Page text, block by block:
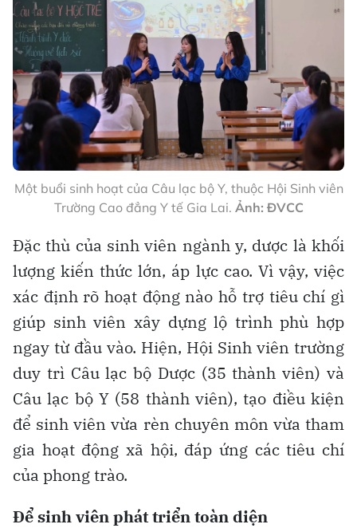
Một buổi sinh hoạt của Câu lạc bộ Y, thuộc Hội Sinh viên
Trường Cao đẳng Y tế Gia Lai. Ảnh: ĐVCC
Đặc thù của sinh viên ngành y, dược là khối
lượng kiến thức lớn, áp lực cao. Vì vậy, việc
xác định rõ hoạt động nào hỗ trợ tiêu chí gì
giúp sinh viên xây dựng lộ trình phù hợp
ngay từ đầu vào. Hiện, Hội Sinh viên trường
duy trì Câu lạc bộ Dược (35 thành viên) và
Câu lạc bộ Y (58 thành viên), tạo điều kiện
để sinh viên vừa rèn chuyên môn vừa tham
gia hoạt động xã hội, đáp ứng các tiêu chí
của phong trào.
Để sinh viênphát triển toàn diện